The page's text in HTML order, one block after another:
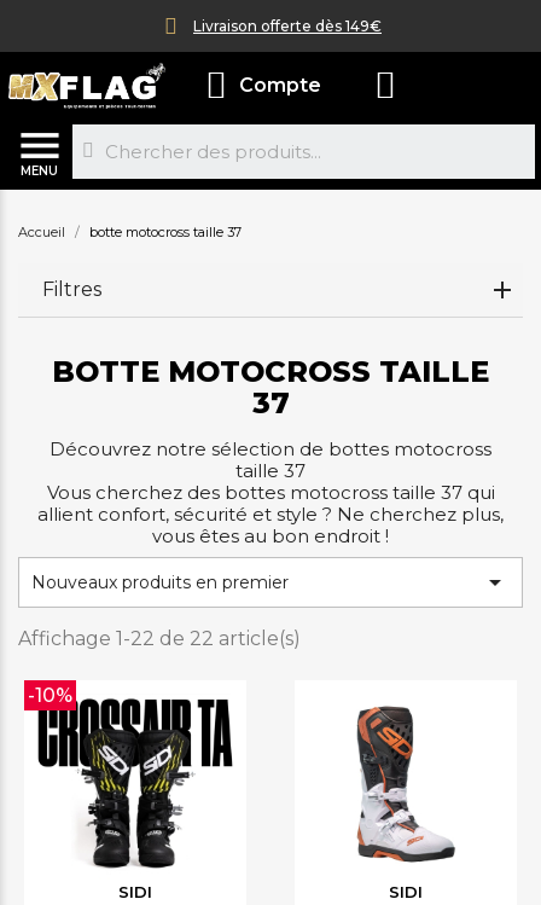
Livraison offerte dès 149€
MENU
Compte
Accueil botte motocross taille 37
Filtres
BOTTE MOTOCROSS TAILLE
37
Découvrez notre sélection de bottes motocross
taille 37
Vous cherchez des bottes motocross taille 37 qui
allient confort, sécurité et style ? Ne cherchez plus,
vous êtes au bon endroit !
Nouveaux produits en premier 
Affichage 1-22 de 22 article(s)
SIDI
-10%
SIDI